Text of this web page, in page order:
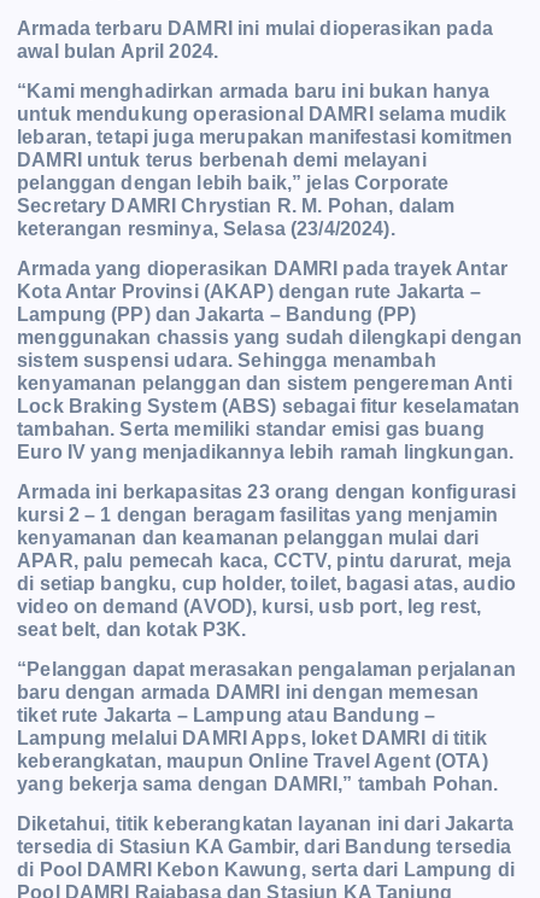
Armada terbaru DAMRI ini mulai dioperasikan pada
awal bulan April 2024.
“Kami menghadirkan armada baru ini bukan hanya
untuk mendukung operasional DAMRI selama mudik
lebaran, tetapi juga merupakan manifestasi komitmen
DAMRI untuk terus berbenah demi melayani
pelanggan dengan lebih baik,” jelas Corporate
Secretary DAMRI Chrystian R. M. Pohan, dalam
keterangan resminya, Selasa (23/4/2024).
Armada yang dioperasikan DAMRI pada trayek Antar
Kota Antar Provinsi (AKAP) dengan rute Jakarta –
Lampung (PP) dan Jakarta – Bandung (PP)
menggunakan chassis yang sudah dilengkapi dengan
sistem suspensi udara. Sehingga menambah
kenyamanan pelanggan dan sistem pengereman Anti
Lock Braking System (ABS) sebagai fitur keselamatan
tambahan. Serta memiliki standar emisi gas buang
Euro IV yang menjadikannya lebih ramah lingkungan.
Armada ini berkapasitas 23 orang dengan konfigurasi
kursi 2 – 1 dengan beragam fasilitas yang menjamin
kenyamanan dan keamanan pelanggan mulai dari
APAR, palu pemecah kaca, CCTV, pintu darurat, meja
di setiap bangku, cup holder, toilet, bagasi atas, audio
video on demand (AVOD), kursi, usb port, leg rest,
seat belt, dan kotak P3K.
“Pelanggan dapat merasakan pengalaman perjalanan
baru dengan armada DAMRI ini dengan memesan
tiket rute Jakarta – Lampung atau Bandung –
Lampung melalui DAMRI Apps, loket DAMRI di titik
keberangkatan, maupun Online Travel Agent (OTA)
yang bekerja sama dengan DAMRI,” tambah Pohan.
Diketahui, titik keberangkatan layanan ini dari Jakarta
tersedia di Stasiun KA Gambir, dari Bandung tersedia
di Pool DAMRI Kebon Kawung, serta dari Lampung di
Pool DAMRI Rajabasa dan Stasiun KA Tanjung